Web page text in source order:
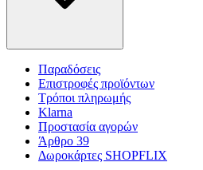
Παραδόσεις
Επιστροφές προϊόντων
Τρόποι πληρωμής
Klarna
Προστασία αγορών
Άρθρο 39
Δωροκάρτες SHOPFLIX